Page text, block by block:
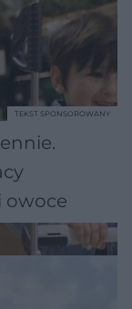
owoce
TEKST SPONSOROWANY